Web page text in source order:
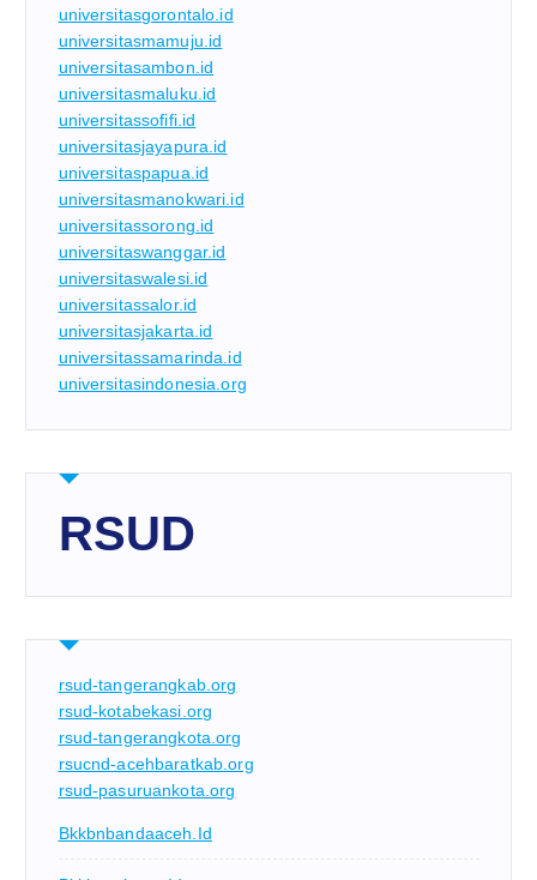
universitasgorontalo.id
universitasmamuju.id
universitasambon.id
universitasmaluku.id
universitassofifi.id
universitasjayapura.id
universitaspapua.id
universitasmanokwari.id
universitassorong.id
universitaswanggar.id
universitaswalesi.id
universitassalor.id
universitasjakarta.id
universitassamarinda.id
universitasindonesia.org
RSUD
rsud-tangerangkab.org
rsud-kotabekasi.org
rsud-tangerangkota.org
rsucnd-acehbaratkab.org
rsud-pasuruankota.org
Bkkbnbandaaceh.id